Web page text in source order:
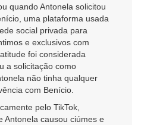
quando Antonela solicitou
uma plataforma usada
social privada para
e exclusivos com
foi considerada
a solicitação como
não tinha qualquer
com Benício.
pelo TikTok,
Antonela causou ciúmes e